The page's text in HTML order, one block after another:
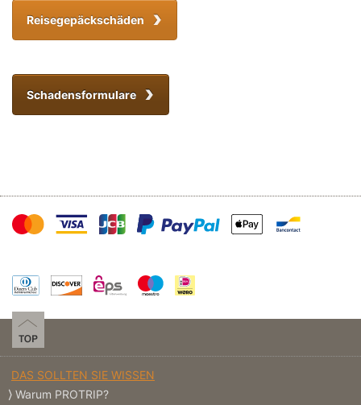
Reisegepäckschäden
Schadensformulare
DAS SOLLTEN SIE WISSEN
Warum PROTRIP?